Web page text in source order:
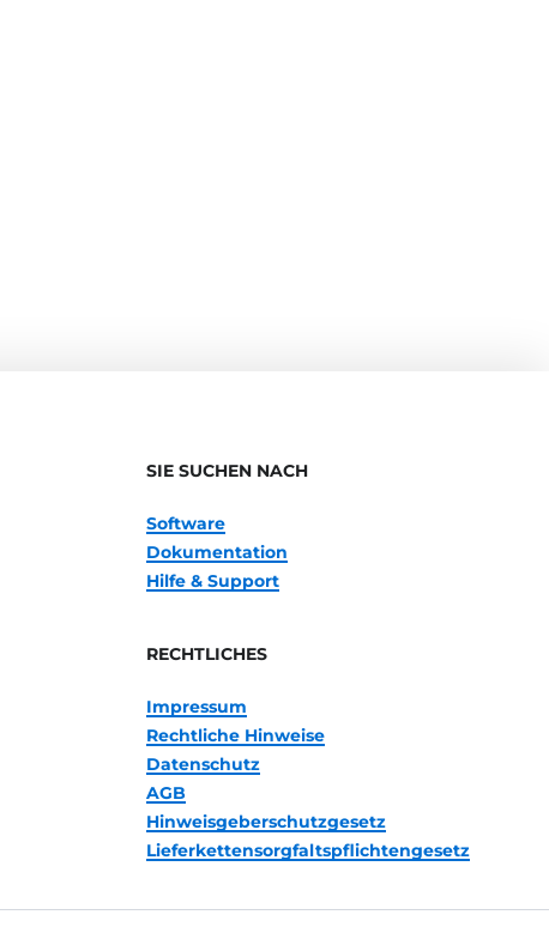
SIE SUCHEN NACH
Software
Dokumentation
Hilfe & Support
RECHTLICHES
Impressum
Rechtliche Hinweise
Datenschutz
AGB
Hinweisgeberschutzgesetz
Lieferkettensorgfaltspflichtengesetz